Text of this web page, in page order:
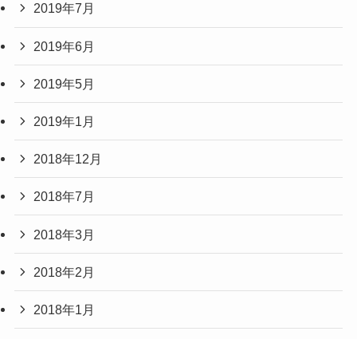
2019年7月
2019年6月
2019年5月
2019年1月
2018年12月
2018年7月
2018年3月
2018年2月
2018年1月